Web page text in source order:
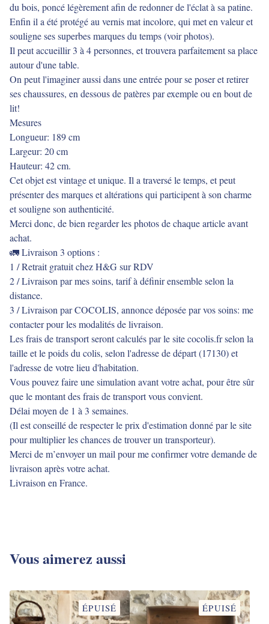
du bois, poncé légèrement afin de redonner de l'éclat à sa patine.
Enfin il a été protégé au vernis mat incolore, qui met en valeur et
souligne ses superbes marques du temps (voir photos).
Il peut accueillir 3 à 4 personnes, et trouvera parfaitement sa place
autour d'une table.
On peut l'imaginer aussi dans une entrée pour se poser et retirer
ses chaussures, en dessous de patères par exemple ou en bout de
lit!
Mesures
Longueur: 189 cm
Largeur: 20 cm
Hauteur: 42 cm.
Cet objet est vintage et unique. Il a traversé le temps, et peut
présenter des marques et altérations qui participent à son charme
et souligne son authenticité.
Merci donc, de bien regarder les photos de chaque article avant
achat.
🚛 Livraison 3 options :
1 / Retrait gratuit chez H&G sur RDV
2 / Livraison par mes soins, tarif à définir ensemble selon la
distance.
3 / Livraison par COCOLIS, annonce déposée par vos soins: me
contacter pour les modalités de livraison.
Les frais de transport seront calculés par le site cocolis.fr selon la
taille et le poids du colis, selon l'adresse de départ (17130) et
l'adresse de votre lieu d'habitation.
Vous pouvez faire une simulation avant votre achat, pour être sûr
que le montant des frais de transport vous convient.
Délai moyen de 1 à 3 semaines.
(Il est conseillé de respecter le prix d'estimation donné par le site
pour multiplier les chances de trouver un transporteur).
Merci de m’envoyer un mail pour me confirmer votre demande de
livraison après votre achat.
Livraison en France.
Vous aimerez aussi
ÉPUISÉ ÉPUISÉ